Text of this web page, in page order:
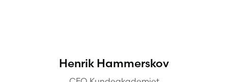
Henrik Hammerskov